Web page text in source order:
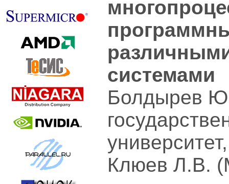
системами
Болдырев
Клюев Л.В.